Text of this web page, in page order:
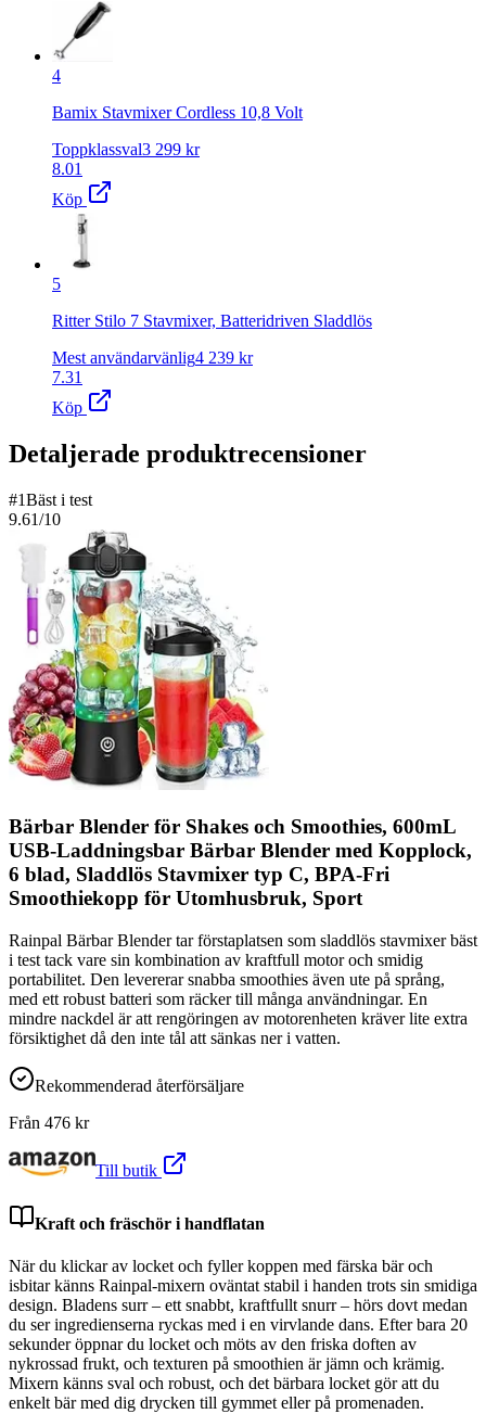
4
Bamix Stavmixer Cordless 10,8 Volt
Toppklassval3 299 kr
8.01
Köp
5
Ritter Stilo 7 Stavmixer, Batteridriven Sladdlös
Mest användarvänlig4 239 kr
7.31
Köp
Detaljerade produktrecensioner
#1Bäst i test
9.61/10
Bärbar Blender för Shakes och Smoothies, 600mL
USB-Laddningsbar Bärbar Blender med Kopplock,
6 blad, Sladdlös Stavmixer typ C, BPA-Fri
Smoothiekopp för Utomhusbruk, Sport
Rainpal Bärbar Blender tar förstaplatsen som sladdlös stavmixer bäst
i test tack vare sin kombination av kraftfull motor och smidig
portabilitet. Den levererar snabba smoothies även ute på språng,
med ett robust batteri som räcker till många användningar. En
mindre nackdel är att rengöringen av motorenheten kräver lite extra
försiktighet då den inte tål att sänkas ner i vatten.
Rekommenderad återförsäljare
Från 476 kr
Till butik
Kraft och fräschör i handflatan
När du klickar av locket och fyller koppen med färska bär och
isbitar känns Rainpal-mixern oväntat stabil i handen trots sin smidiga
design. Bladens surr – ett snabbt, kraftfullt snurr – hörs dovt medan
du ser ingredienserna ryckas med i en virvlande dans. Efter bara 20
sekunder öppnar du locket och möts av den friska doften av
nykrossad frukt, och texturen på smoothien är jämn och krämig.
Mixern känns sval och robust, och det bärbara locket gör att du
enkelt bär med dig drycken till gymmet eller på promenaden.